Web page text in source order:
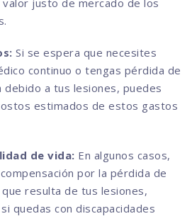
justo de mercado de los
Si se espera que necesites
continuo o tengas pérdida de
a tus lesiones, puedes
estimados de estos gastos
de vida: En algunos casos,
por la pérdida de
resulta de tus lesiones,
quedas con discapacidades